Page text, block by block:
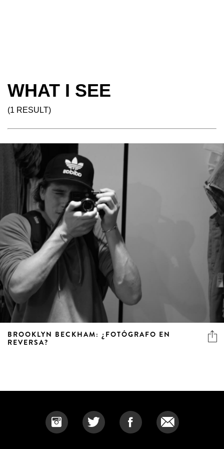
WHAT I SEE
(1 RESULT)
BROOKLYN BECKHAM: ¿FOTÓGRAFO EN
REVERSA?